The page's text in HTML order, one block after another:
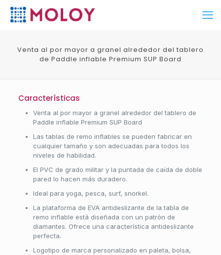
Venta al por mayor a granel alrededor del tablero
de Paddle inflable Premium SUP Board
Características
Venta al por mayor a granel alrededor del tablero de
Paddle inflable Premium SUP Board
Las tablas de remo inflables se pueden fabricar en
cualquier tamaño y son adecuadas para todos los
niveles de habilidad.
El PVC de grado militar y la puntada de caída de doble
pared lo hacen más duradero.
Ideal para yoga, pesca, surf, snorkel.
La plataforma de EVA antideslizante de la tabla de
remo inflable está diseñada con un patrón de
diamantes. Ofrece una característica antideslizante
perfecta.
Logotipo de marca personalizado en paleta, bolsa,